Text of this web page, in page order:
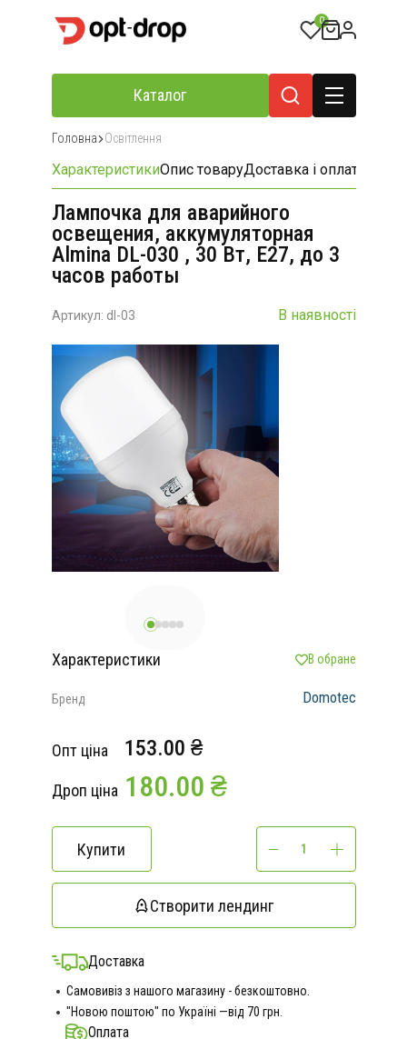
0
Каталог
Головна Освітлення
ХарактеристикиОпис товаруДоставка і оплата
Лампочка для аварийного
освещения, аккумуляторная
Almina DL-030 , 30 Вт, Е27, до 3
часов работы
Артикул: dl-03 В наявності
Характеристики В обране
Бренд Domotec
Опт ціна 153.00 ₴
Дроп ціна 180.00 ₴
Купити
Створити лендинг
Доставка
Самовивіз з нашого магазину - безкоштовно.
"Новою поштою" по Україні —від 70 грн.
Оплата